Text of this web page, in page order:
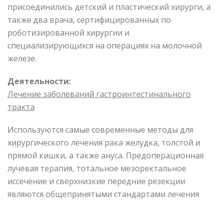
присоединились детский и пластический хирурги, а
также два врача, сертифицированных по
роботизированной хирургии и
специализирующихся на операциях на молочной
железе.
Деятельности:
Лечение заболеваний гастроинтестинального
тракта
Используются самые современные методы для
хирургического лечения рака желудка, толстой и
прямой кишки, а также ануса. Предоперационная
лучевая терапия, тотальное мезоректальное
иссечение и сверхнизкие передние резекции
являются общепринятыми стандартами лечения